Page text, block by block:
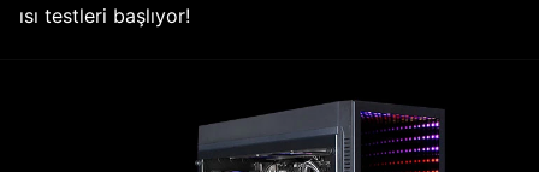
ısı testleri başlıyor!